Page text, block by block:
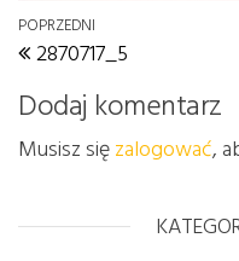
Nawigacja wpisu
Poprzedni wpis
POPRZEDNI
2870717_5
Dodaj komentarz
Musisz sięzalogować,